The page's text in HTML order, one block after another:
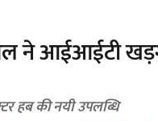
ने आईआईटी
हब की नयी उपलब्धि